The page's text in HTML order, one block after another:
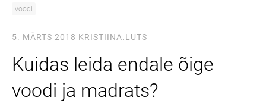
voodi
5. MÄRTS 2018 KRISTIINA.LUTS
Kuidas leida endale õige
voodi ja madrats?